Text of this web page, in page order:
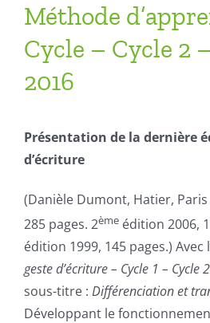
Méthode
Cycle – Cycle 2
2016
Présentation de la dernière
d’écriture
(Danièle Dumont, Hatier, Paris
285 pages. 2ème édition 2006,
édition 1999, 145 pages.) Avec
geste d’écriture– Cycle 1 – Cycle 2
sous-titre : Différenciation et
Développant le